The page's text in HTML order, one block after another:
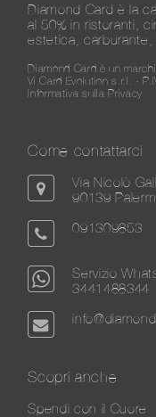
Diamond Card è la
al 50% in ristoranti,
estetica,
Diamond Card è un
Vi.Card Evolution s.r.l. -
Informativa sulla Privacy
Come contattarci
Via Nicolò
90139
091309853
Servizio
3441488344
Scopri anche
Spendi con il Cuore